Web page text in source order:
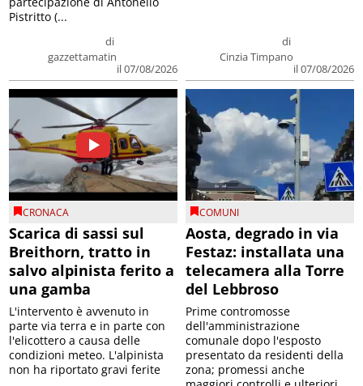
di
gazzettamatin
il 07/08/2026
Pistritto (...
di
Cinzia Timpano
il 07/08/2026
CRONACA
Scarica di sassi sul
Breithorn, tratto in
salvo alpinista ferito a
una gamba
L'intervento è avvenuto in
parte via terra e in parte con
l'elicottero a causa delle
condizioni meteo. L'alpinista
non ha riportato gravi ferite
COMUNI
Aosta, degrado in via
Festaz: installata una
telecamera alla Torre
del Lebbroso
Prime contromosse
dell'amministrazione
comunale dopo l'esposto
presentato da residenti della
zona; promessi anche